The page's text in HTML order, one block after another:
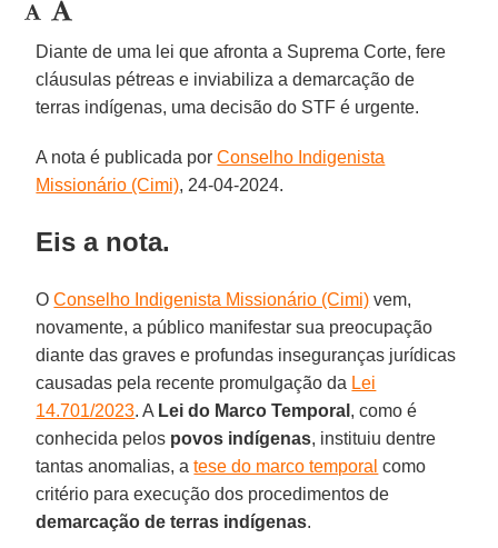
Diante de uma lei que afronta a Suprema Corte, fere
cláusulas pétreas e inviabiliza a demarcação de
terras indígenas, uma decisão do STF é urgente.
A nota é publicada porConselho Indigenista
Missionário (Cimi), 24-04-2024.
Eis a nota.
OConselho Indigenista Missionário (Cimi) vem,
novamente, a público manifestar sua preocupação
diante das graves e profundas inseguranças jurídicas
causadas pela recente promulgação da Lei
14.701/2023. A Lei do Marco Temporal , como é
conhecida pelos povos indígenas, instituiu dentre
tantas anomalias, atese do marco temporal como
critério para execução dos procedimentos de
demarcação de terras indígenas.